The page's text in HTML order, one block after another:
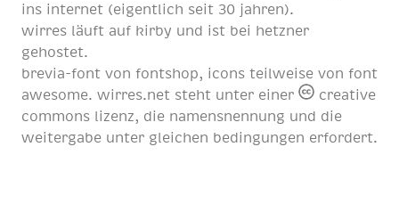
ins internet (eigentlich seit 30 jahren).
wirres läuft auf kirby und ist bei hetzner
gehostet.
brevia-font von fontshop, icons teilweise von font
awesome. wirres.net steht unter einer
creative
commons lizenz, die namensnennung und die
weitergabe unter gleichen bedingungen erfordert.